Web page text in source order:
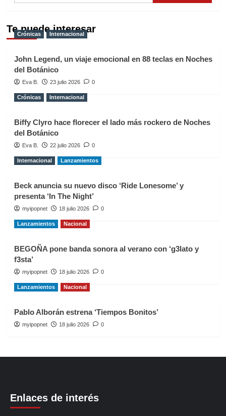
Te puede interesar
Crónicas Internacional
John Legend, un viaje emocional en 88 teclas en Noches
del Botánico
Eva B. 23 julio 2026 0
Crónicas Internacional
Biffy Clyro hace florecer el lado más rockero de Noches
del Botánico
Eva B. 22 julio 2026 0
Internacional Lanzamientos
Beck anuncia su nuevo disco ‘Ride Lonesome’ y
presenta ‘In The Night’
myipopnet 18 julio 2026 0
Lanzamientos Nacional
BEGOÑA pone banda sonora al verano con ‘g3lato y
f3sta’
myipopnet 18 julio 2026 0
Lanzamientos Nacional
Pablo Alborán estrena ‘Tiempos Bonitos’
myipopnet 18 julio 2026 0
Enlaces de interés